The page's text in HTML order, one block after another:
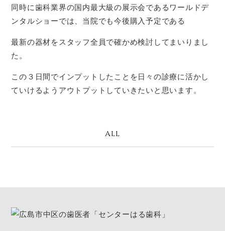
同時に歯科業界の国内最大級の展示会であるワールドデ
ンタルショーでは、当院でも今後購入予定である
最新の器材をスタッフ全員で確かめ検討してまいりまし
た。
この３日間でインプットしたことを日々の診療に活かし
ていけるようアウトプットしていきたいと思います。
ALL